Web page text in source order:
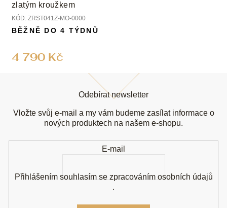
zlatým kroužkem
KÓD: ZRST041Z-MO-0000
4 790 Kč
BĚŽNĚ DO 4 TÝDNŮ
Odebírat newsletter
Vložte svůj e-mail a my vám budeme zasílat informace o
nových produktech na našem e-shopu.
E-mail
Přihlášením souhlasím se zpracováním osobních údajů
.